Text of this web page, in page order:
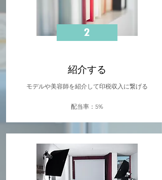
2
紹介する
モデルや美容師を紹介して印税収入に繋げる
​配当率：5%